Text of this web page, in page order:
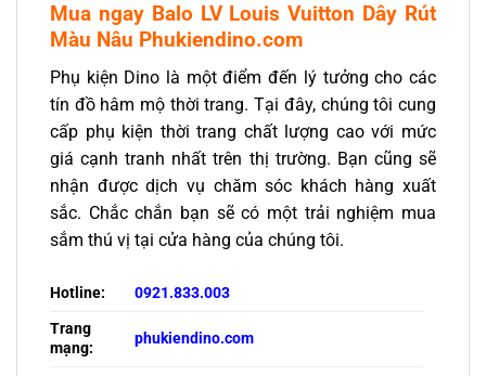
Mua ngay Balo LV Louis Vuitton Dây Rút
Màu Nâu Phukiendino.com
Phụ kiện Dino là một điểm đến lý tưởng cho các
tín đồ hâm mộ thời trang. Tại đây, chúng tôi cung
cấp phụ kiện thời trang chất lượng cao với mức
giá cạnh tranh nhất trên thị trường. Bạn cũng sẽ
nhận được dịch vụ chăm sóc khách hàng xuất
sắc. Chắc chắn bạn sẽ có một trải nghiệm mua
sắm thú vị tại cửa hàng của chúng tôi.
Hotline:
0921.833.003
Trang
mạng:
phukiendino.com